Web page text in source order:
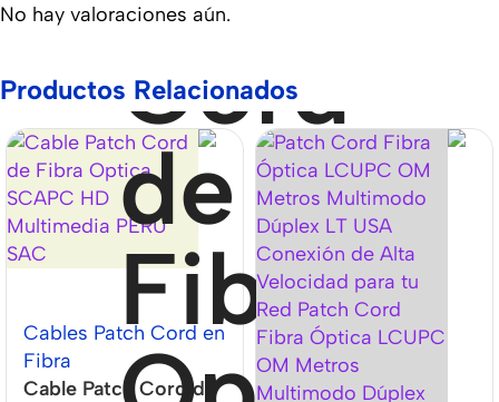
No hay valoraciones aún.
Productos Relacionados
Cables Patch Cord en
Fibra
Cable Patch Cord de